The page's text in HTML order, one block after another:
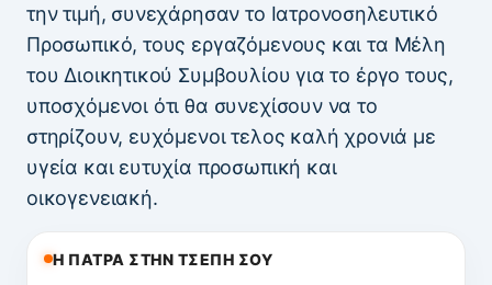
την τιμή, συνεχάρησαν το Ιατρονοσηλευτικό
Προσωπικό, τους εργαζόμενους και τα Μέλη
του Διοικητικού Συμβουλίου για το έργο τους,
υποσχόμενοι ότι θα συνεχίσουν να το
στηρίζουν, ευχόμενοι τελος καλή χρονιά με
υγεία και ευτυχία προσωπική και
οικογενειακή.
Η ΠΑΤΡΑ ΣΤΗΝ ΤΣΕΠΗ ΣΟΥ